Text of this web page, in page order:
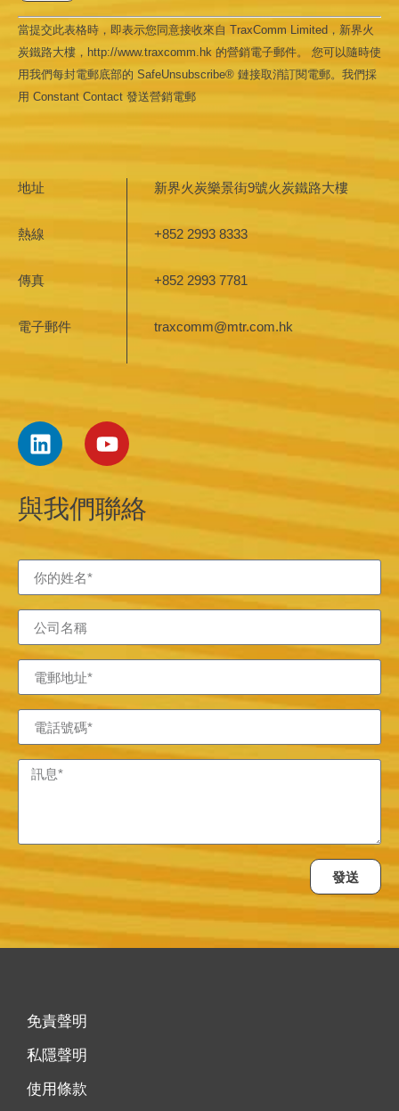
Constant
Contact
Use.
Please
leave
this field
blank.
當提交此表格時，即表示您同意接收來自 TraxComm Limited，新界火
炭鐵路大樓，http://www.traxcomm.hk 的營銷電子郵件。 您可以隨時使
用我們每封電郵底部的 SafeUnsubscribe® 鏈接取消訂閱電郵。我們採
用 Constant Contact 發送營銷電郵
地址 新界火炭樂景街9號火炭鐵路大樓
熱線 +852 2993 8333
傳真 +852 2993 7781
電子郵件 traxcomm@mtr.com.hk
與我們聯絡
發送
免責聲明
私隱聲明
使用條款